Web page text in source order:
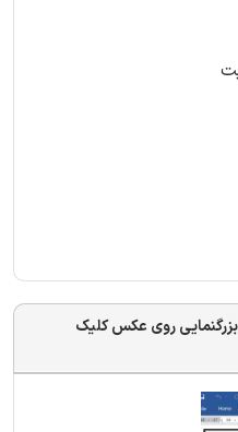
روی عکس کلیک